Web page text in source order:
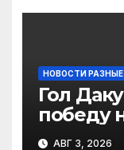
НОВОСТИ РАЗНЫЕ
Гол
победу
матче
АВГ 3, 2026